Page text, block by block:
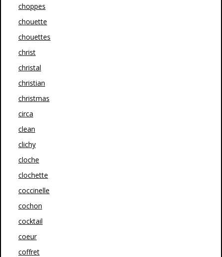
choppes
chouette
chouettes
christ
christal
christian
christmas
circa
clean
clichy
cloche
clochette
coccinelle
cochon
cocktail
coeur
coffret